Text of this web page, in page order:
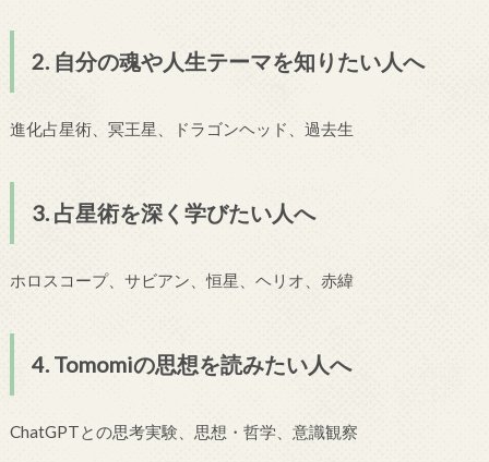
2. 自分の魂や人生テーマを知りたい人へ
進化占星術、冥王星、ドラゴンヘッド、過去生
3. 占星術を深く学びたい人へ
ホロスコープ、サビアン、恒星、ヘリオ、赤緯
4. Tomomiの思想を読みたい人へ
ChatGPTとの思考実験、思想・哲学、意識観察